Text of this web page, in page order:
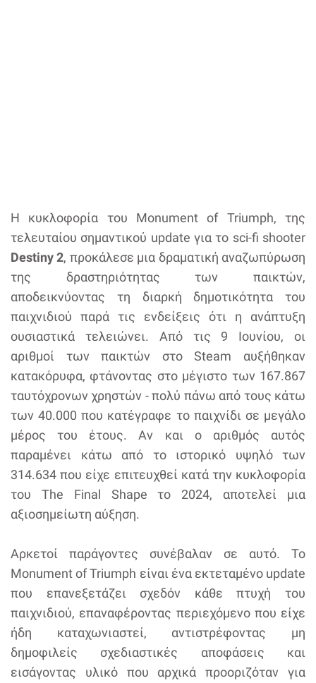
Η κυκλοφορία του Monument of Triumph, της
τελευταίου σημαντικού update για το sci-fi shooter
Destiny 2, προκάλεσε μια δραματική αναζωπύρωση
της δραστηριότητας των παικτών,
αποδεικνύοντας τη διαρκή δημοτικότητα του
παιχνιδιού παρά τις ενδείξεις ότι η ανάπτυξη
ουσιαστικά τελειώνει. Από τις 9 Ιουνίου, οι
αριθμοί των παικτών στο Steam αυξήθηκαν
κατακόρυφα, φτάνοντας στο μέγιστο των 167.867
ταυτόχρονων χρηστών - πολύ πάνω από τους κάτω
των 40.000 που κατέγραφε το παιχνίδι σε μεγάλο
μέρος του έτους. Αν και ο αριθμός αυτός
παραμένει κάτω από το ιστορικό υψηλό των
314.634 που είχε επιτευχθεί κατά την κυκλοφορία
του The Final Shape το 2024, αποτελεί μια
αξιοσημείωτη αύξηση.
Αρκετοί παράγοντες συνέβαλαν σε αυτό. Το
Monument of Triumph είναι ένα εκτεταμένο update
που επανεξετάζει σχεδόν κάθε πτυχή του
παιχνιδιού, επαναφέροντας περιεχόμενο που είχε
ήδη καταχωνιαστεί, αντιστρέφοντας μη
δημοφιλείς σχεδιαστικές αποφάσεις και
εισάγοντας υλικό που αρχικά προοριζόταν για